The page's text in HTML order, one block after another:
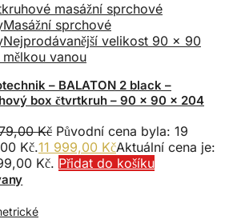
masážní sprchové
Masážní sprchové
Nejprodávanější velikost 90 x 90
mělkou vanou
– BALATON 2 black –
box čtvrtkruh – 90 x 90 x 204
Kč Původní cena byla: 19
Kč.11 999,00 KčAktuální cena je:
Kč. Přidat do košíku